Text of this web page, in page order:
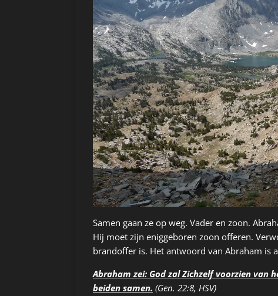
Samen gaan ze op weg. Vader en zoon.
Hij moet zijn eniggeboren zoon offeren.
brandoffer is. Het antwoord van Abraham is
Abraham zei: God zal Zichzelf voorzien van
beiden samen. (Gen. 22:8, HSV)